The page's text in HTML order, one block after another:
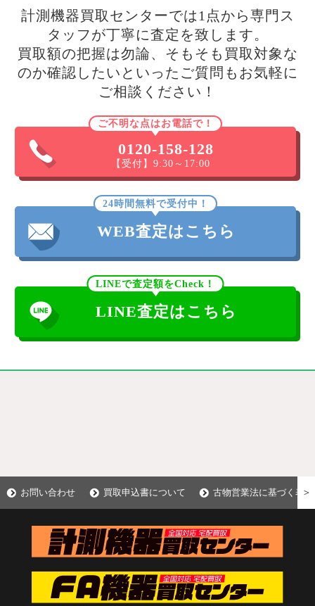
計測機器買取センターでは1点から専門ス
タッフが丁寧に査定を致します。
買取額の把握は勿論、そもそも買取対象な
のか確認したいといったご質問もお気軽に
ご相談ください！
ご不明な点はお電話で！
0120-158-128
【受付】9:30～17:00
24時間無料で受付中！
WEB査定はこちら
LINEで査定額をCheck！
LINE査定はこちら
お問い合わせ 買取申込書について 古物営業法に基づく表示
＞